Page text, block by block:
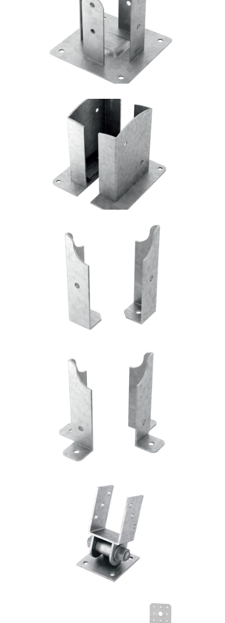
Portapilastro TYP F51
ROTHOBLAAS
Portapilastro TYP FD20
ROTHOBLAAS
Portapilastro TYP FD50
Portapilastro TYP FD60
Portapilastro TYP S40
ROTHOBLAAS